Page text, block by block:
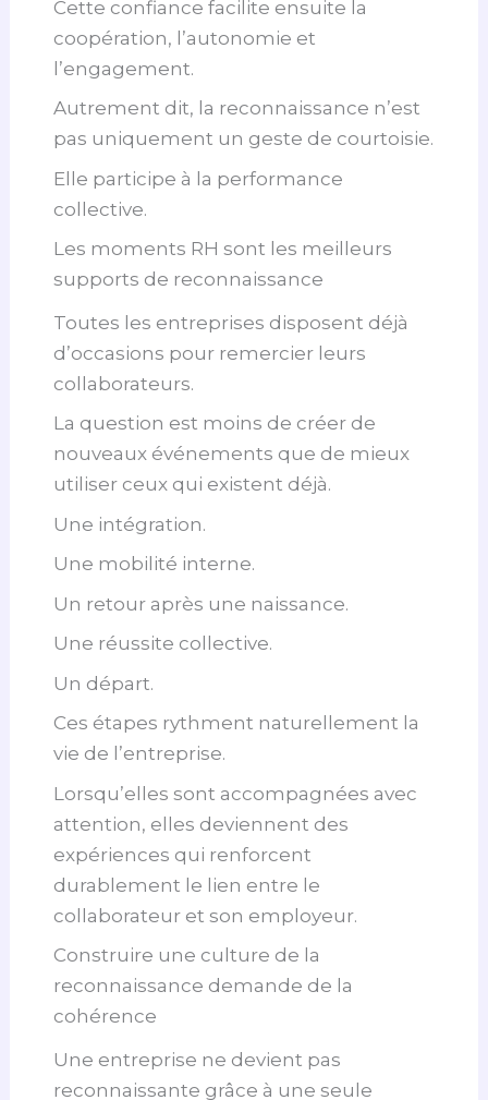
Cette confiance facilite ensuite la
coopération, l’autonomie et
l’engagement.
Autrement dit, la reconnaissance n’est
pas uniquement un geste de courtoisie.
Elle participe à la performance
collective.
Les moments RH sont les meilleurs
supports de reconnaissance
Toutes les entreprises disposent déjà
d’occasions pour remercier leurs
collaborateurs.
La question est moins de créer de
nouveaux événements que de mieux
utiliser ceux qui existent déjà.
Une intégration.
Une mobilité interne.
Un retour après une naissance.
Une réussite collective.
Un départ.
Ces étapes rythment naturellement la
vie de l’entreprise.
Lorsqu’elles sont accompagnées avec
attention, elles deviennent des
expériences qui renforcent
durablement le lien entre le
collaborateur et son employeur.
Construire une culture de la
reconnaissance demande de la
cohérence
Une entreprise ne devient pas
reconnaissante grâce à une seule